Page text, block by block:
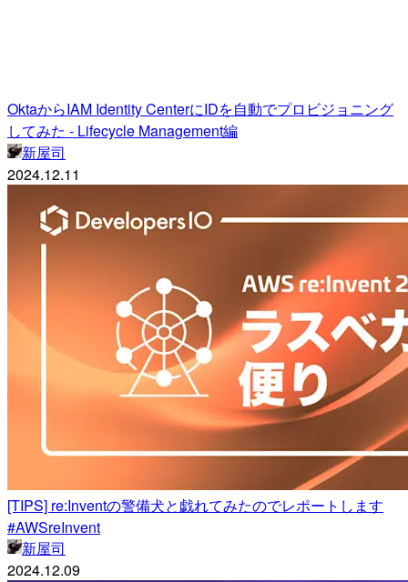
OktaからIAM Identity CenterにIDを自動でプロビジョニング
してみた - Lifecycle Management編
新屋司
2024.12.11
[TIPS] re:Inventの警備犬と戯れてみたのでレポートします
#AWSreInvent
新屋司
2024.12.09